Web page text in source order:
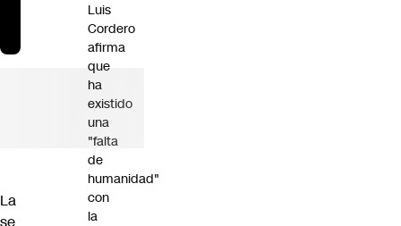
La
Luis
Cordero
afirma
que
ha
existido
una
"falta
de
humanidad"
con
la